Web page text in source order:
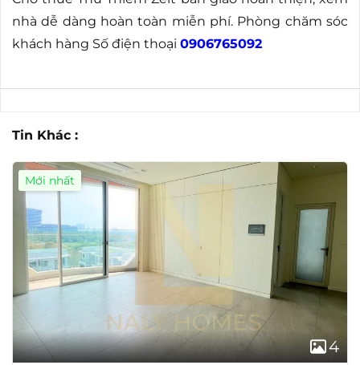
nhà dễ dàng hoàn toàn miễn phí. Phòng chăm sóc
khách hàng Số điện thoại 0906765092
Tin Khác :
Mới nhất
4